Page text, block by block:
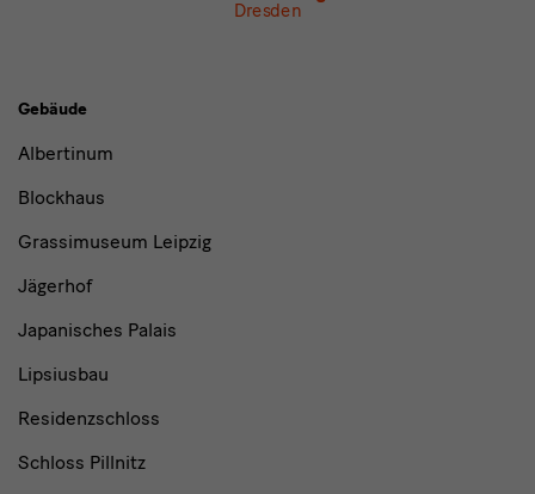
Dresden
Gebäude,
Museen
Gebäude
Albertinum
Blockhaus
Grassimuseum Leipzig
Jägerhof
Japanisches Palais
Lipsiusbau
Residenzschloss
Schloss Pillnitz